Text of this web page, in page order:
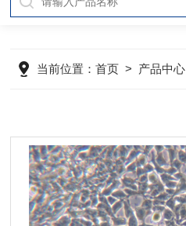
当前位置：首页 > 产品中心